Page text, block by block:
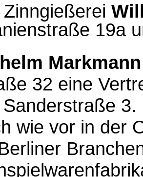
Zinngießerei
19a
Markmann
32 eine
wie vor in der